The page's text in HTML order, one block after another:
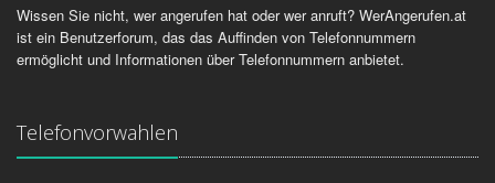
Wissen Sie nicht, wer angerufen hat oder wer anruft? WerAngerufen.at
ist ein Benutzerforum, das das Auffinden von Telefonnummern
ermöglicht und Informationen über Telefonnummern anbietet.
Telefonvorwahlen